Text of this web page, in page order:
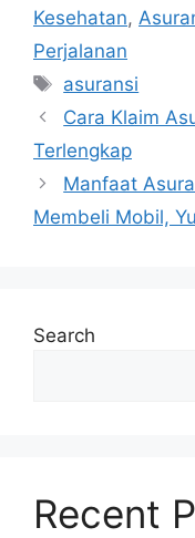
Kesehatan,
Perjalanan
Tags
asuransi
Post
navigation
Cara Klaim
Terlengkap
Manfaat
Membeli Mobil,
Search
Recent